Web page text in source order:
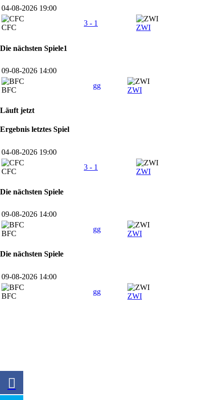
04-08-2026 19:00
CFC
3 - 1
ZWI
Die nächsten Spiele1
09-08-2026 14:00
BFC
gg
ZWI
Läuft jetzt
Ergebnis letztes Spiel
04-08-2026 19:00
CFC
3 - 1
ZWI
Die nächsten Spiele
09-08-2026 14:00
BFC
gg
ZWI
Die nächsten Spiele
09-08-2026 14:00
BFC
gg
ZWI
SPONSOREN